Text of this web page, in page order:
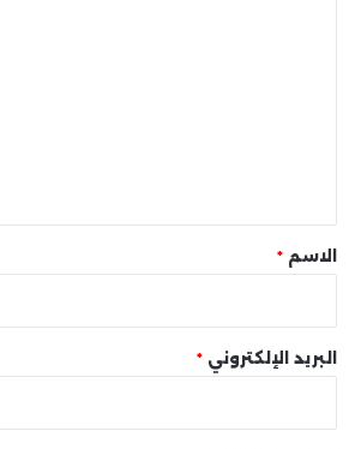
* الاسم *
البريد الإلكتروني *